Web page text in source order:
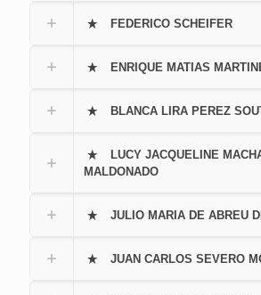
FEDERICO SCHEIFER
ENRIQUE MATIAS
BLANCA LIRA PEREZ
LUCY JACQUELINE
MALDONADO
JULIO MARIA DE ABREU
JUAN CARLOS SEVERO